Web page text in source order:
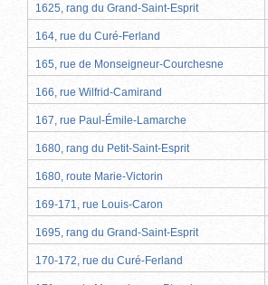
1625, rang du Grand-Saint-Esprit
164, rue du Curé-Ferland
165, rue de Monseigneur-Courchesne
166, rue Wilfrid-Camirand
167, rue Paul-Émile-Lamarche
1680, rang du Petit-Saint-Esprit
1680, route Marie-Victorin
169-171, rue Louis-Caron
1695, rang du Grand-Saint-Esprit
170-172, rue du Curé-Ferland